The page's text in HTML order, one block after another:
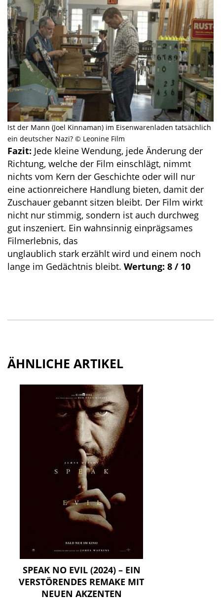
Ist der Mann (Joel Kinnaman) im Eisenwarenladen tatsächlich
ein deutscher Nazi? © Leonine Film
Fazit: Jede kleine Wendung, jede Änderung der
Richtung, welche der Film einschlägt, nimmt
nichts vom Kern der Geschichte oder will nur
eine actionreichere Handlung bieten, damit der
Zuschauer gebannt sitzen bleibt. Der Film wirkt
nicht nur stimmig, sondern ist auch durchweg
gut inszeniert. Ein wahnsinnig einprägsames
Filmerlebnis, das
unglaublich stark erzählt wird und einem noch
lange im Gedächtnis bleibt. Wertung: 8 / 10
ÄHNLICHE ARTIKEL
SPEAK NO EVIL (2024) – EIN
VERSTÖRENDES REMAKE MIT
NEUEN AKZENTEN